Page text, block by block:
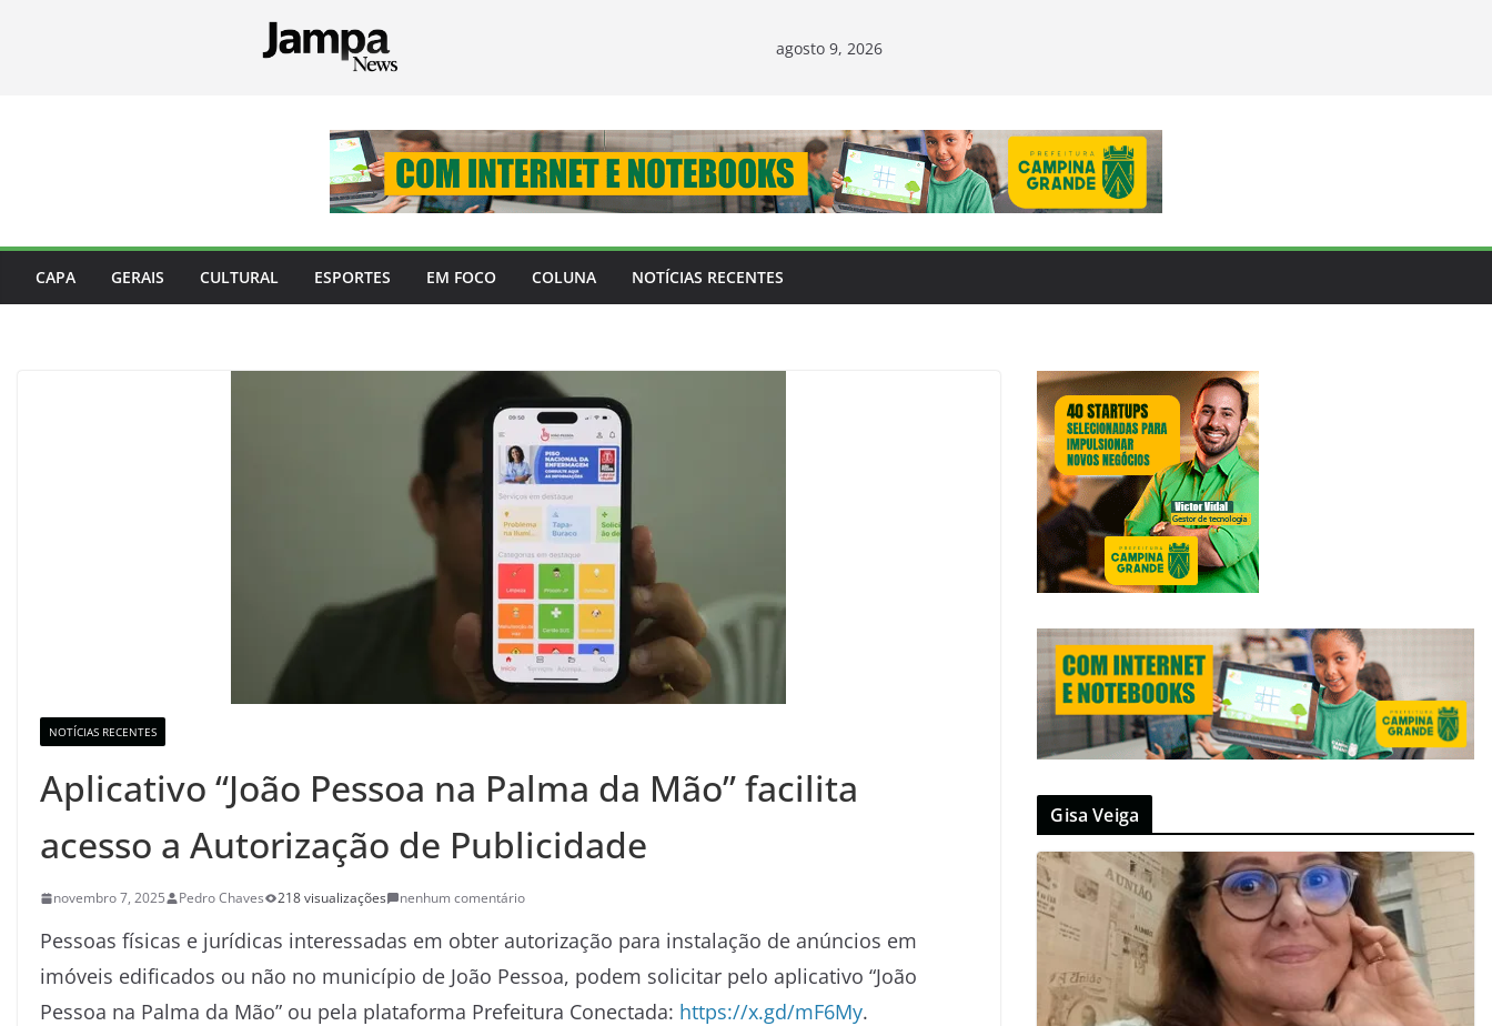
agosto 9, 2026
CAPA GERAIS CULTURAL ESPORTES EM FOCO COLUNA NOTÍCIAS RECENTES
NOTÍCIAS RECENTES
Aplicativo “João Pessoa na Palma da Mão” facilita
acesso a Autorização de Publicidade
novembro 7, 2025 Pedro Chaves 218 visualizações nenhum comentário
Pessoas físicas e jurídicas interessadas em obter autorização para instalação de anúncios em
imóveis edificados ou não no município de João Pessoa, podem solicitar pelo aplicativo “João
Pessoa na Palma da Mão” ou pela plataforma Prefeitura Conectada: https://x.gd/mF6My.
Gisa Veiga